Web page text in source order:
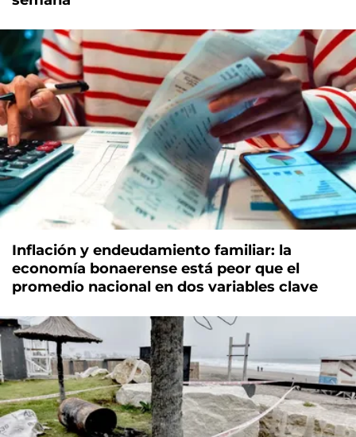
Inflación y endeudamiento familiar: la
economía bonaerense está peor que el
promedio nacional en dos variables clave